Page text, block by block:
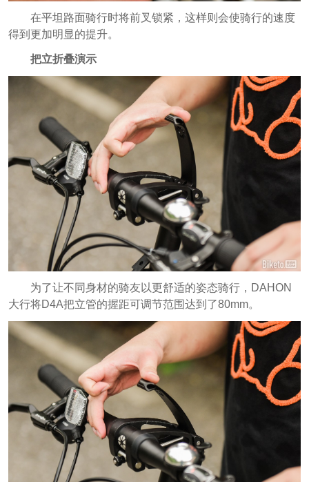
在平坦路面骑行时将前叉锁紧，这样则会使骑行的速度
得到更加明显的提升。
把立折叠演示
为了让不同身材的骑友以更舒适的姿态骑行，DAHON
大行将D4A把立管的握距可调节范围达到了80mm。